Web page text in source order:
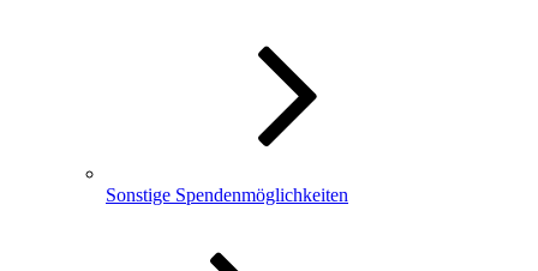
Sonstige Spendenmöglichkeiten